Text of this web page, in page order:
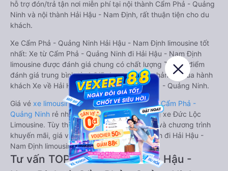
hỗ trợ đón/trả tận nơi miễn phí tại nội thành Cẩm Phả - Quảng
Ninh và nội thành Hải Hậu - Nam Định, rất thuận tiện cho du
khách.
Xe Cẩm Phả - Quảng Ninh Hải Hậu - Nam Định limousine tốt
nhất: Xe từ Cẩm Phả - Quảng Ninh đi Hải Hậu - Nam Định
limousine được đánh giá chung có chất lượng Tốt với điểm
đánh giá trung bình từ 4.6/5 dựa trên 107 phản hồi của hành
khách Xe về Hải Hậu - Nam Định từ Cẩm Phả - Quảng Ninh.
Giá vé xe limousine đi Hải Hậu - Nam Định từ Cẩm Phả -
Quảng Ninh rẻ nhất là 300000VND của hãng xe Đức Lộc
Limousine. Tùy thuộc vào vị trí ngồi của bạn và chương trình
khuyến mãi, giá vé Xe Cẩm Phả - Quảng Ninh đi Hải Hậu -
Nam Định limousine này có thể sẽ rẻ hơn
Tư vấn TOP 1 xe khách đi Hải Hậu -